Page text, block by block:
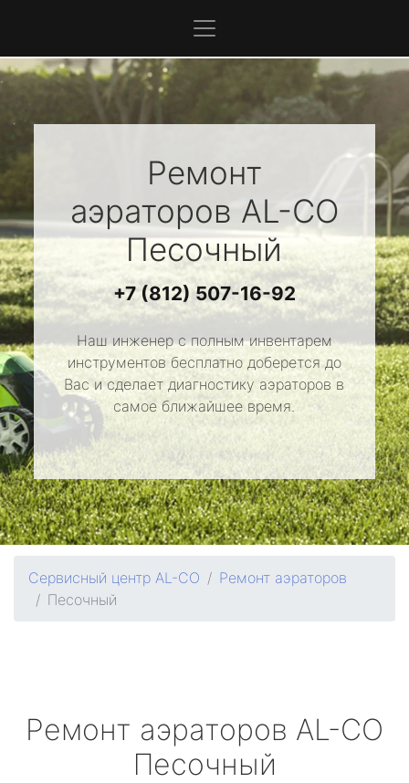
Ремонт
аэраторов AL-CO
Песочный
+7 (812) 507-16-92
Наш инженер с полным инвентарем
инструментов бесплатно доберется до
Вас и сделает диагностику аэраторов в
самое ближайшее время.
Сервисный центр AL-CO
Ремонт аэраторов
Песочный
Ремонт аэраторов AL-CO
Песочный